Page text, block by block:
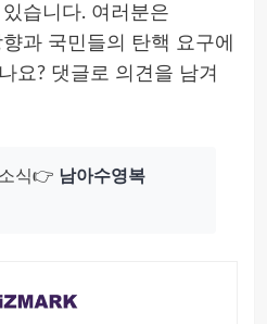
습니다. 여러분은
과 국민들의 탄핵 요구에
요? 댓글로 의견을 남겨
식👉 남아수영복